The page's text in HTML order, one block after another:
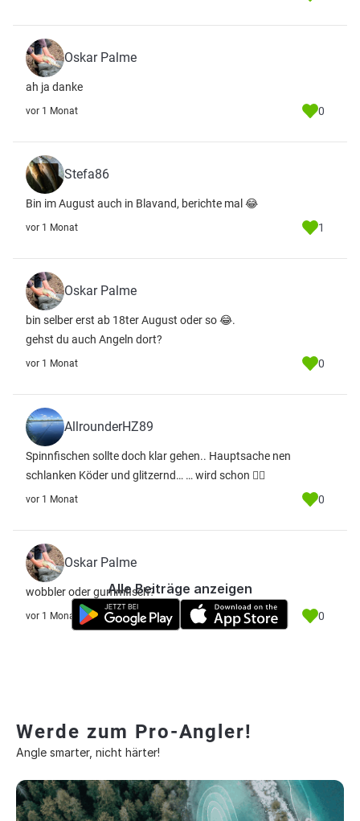
Oskar Palme
ah ja danke
vor 1 Monat 0
Stefa86
Bin im August auch in Blavand, berichte mal 😂
vor 1 Monat 1
Oskar Palme
bin selber erst ab 18ter August oder so 😂.
gehst du auch Angeln dort?
vor 1 Monat 0
AllrounderHZ89
Spinnfischen sollte doch klar gehen.. Hauptsache nen
schlanken Köder und glitzernd… … wird schon 👍🏼
vor 1 Monat 0
Oskar Palme
wobbler oder gummfisch?
vor 1 Monat 0
Alle Beiträge anzeigen
Werde zum Pro-Angler!
Angle smarter, nicht härter!